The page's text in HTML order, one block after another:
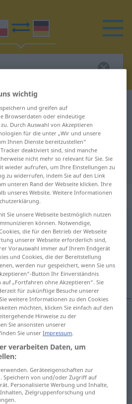
Wörterbuch chochol
Übersetzung
Übersetzung
maskulin
anklicken/antippen)
Haube
ZOOL
wichtig
und greifen auf
Browserdaten oder eindeutige
Durch Auswahl von Akzeptieren
für die unter „Wir und unsere
Ihnen Dienste bereitzustellen“
deaktiviert sind, sind manche
nicht mehr so relevant für Sie. Sie
wieder aufrufen, um Ihre Einstellungen zu
zu widerrufen, indem Sie auf den Link
unteren Rand der Webseite klicken. Ihre
unseres Website. Weitere Informationen
Sie unsere Webseite bestmöglich nutzen
können. Notwendige,
die für den Betrieb der Webseite
unserer Webseite erforderlich sind,
Vorauswahl immer auf Ihrem Endgerät
und Cookies, die der Bereitstellung
werden nur gespeichert, wenn Sie uns
Button Ihr Einverständnis
auf „Fortfahren ohne Akzeptieren“. Sie
für zukünftige Besuche unserer
weitere Informationen zu den Cookies
möchten, klicken Sie einfach auf den
Hinweise zu der
Sie ansonsten unserer
Sie unserImpressum.
verarbeiten Daten, um
Geräteeigenschaften zur
Speichern von und/oder Zugriff auf
Personalisierte Werbung und Inhalte,
Zielgruppenforschung und